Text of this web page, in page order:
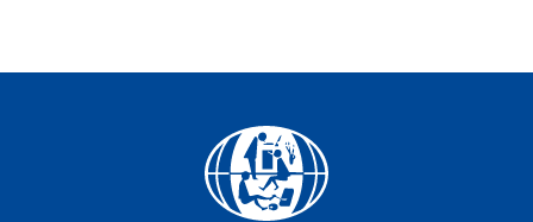
Facebook
YouTube
Instagram